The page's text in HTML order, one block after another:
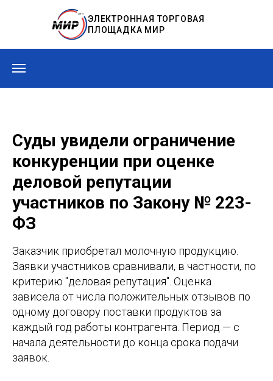
ЭЛЕКТРОННАЯ ТОРГОВАЯ
ПЛОЩАДКА МИР
Суды увидели ограничение
конкуренции при оценке
деловой репутации
участников по Закону № 223-
ФЗ
Заказчик приобретал молочную продукцию.
Заявки участников сравнивали, в частности, по
критерию "деловая репутация". Оценка
зависела от числа положительных отзывов по
одному договору поставки продуктов за
каждый год работы контрагента. Период — с
начала деятельности до конца срока подачи
заявок.